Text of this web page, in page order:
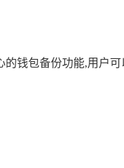
的钱包备份功能,用户